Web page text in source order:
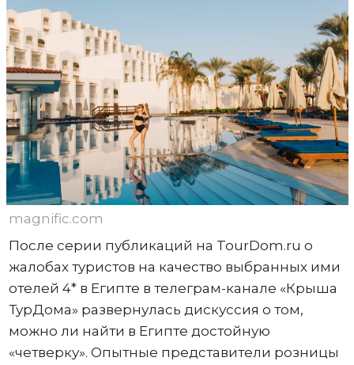
magnific.com
После серии публикаций на TourDom.ru о
жалобах туристов на качество выбранных ими
отелей 4* в Египте в телеграм-канале «Крыша
ТурДома» развернулась дискуссия о том,
можно ли найти в Египте достойную
«четверку». Опытные представители розницы